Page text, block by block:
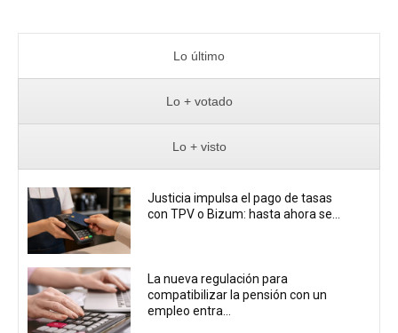
Lo último
Lo + votado
Lo + visto
Justicia impulsa el pago de tasas
con TPV o Bizum: hasta ahora se...
La nueva regulación para
compatibilizar la pensión con un
empleo entra...